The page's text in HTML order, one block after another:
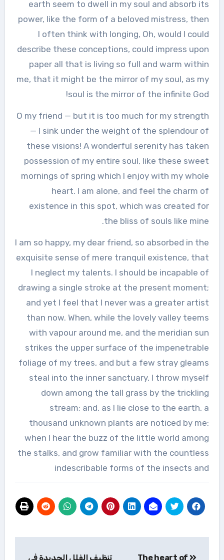
earth seem to dwell in my soul and absorb its
power, like the form of a beloved mistress, then
I often think with longing, Oh, would I could
describe these conceptions, could impress upon
paper all that is living so full and warm within
me, that it might be the mirror of my soul, as my
soul is the mirror of the infinite God!
O my friend — but it is too much for my strength
— I sink under the weight of the splendour of
these visions! A wonderful serenity has taken
possession of my entire soul, like these sweet
mornings of spring which I enjoy with my whole
heart. I am alone, and feel the charm of
existence in this spot, which was created for
the bliss of souls like mine.
I am so happy, my dear friend, so absorbed in the
exquisite sense of mere tranquil existence, that
I neglect my talents. I should be incapable of
drawing a single stroke at the present moment;
and yet I feel that I never was a greater artist
than now. When, while the lovely valley teems
with vapour around me, and the meridian sun
strikes the upper surface of the impenetrable
foliage of my trees, and but a few stray gleams
steal into the inner sanctuary, I throw myself
down among the tall grass by the trickling
stream; and, as I lie close to the earth, a
thousand unknown plants are noticed by me:
when I hear the buzz of the little world among
the stalks, and grow familiar with the countless
indescribable forms of the insects and
The heart of تنظيف الفلل الجديدة في